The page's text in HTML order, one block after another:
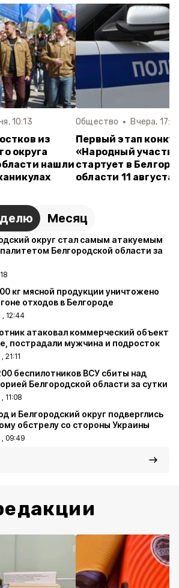
10:13
из
округа
нашли
Общество Вчера, 17:13
Первый этап
«Народный
стартует в
области 11 августа
Месяц
округ стал самым атакуемым
Белгородской области за
кг мясной продукции уничтожено
отходов в Белгороде
, 12:44
атаковал коммерческий объект
пострадали мужчина и подросток
21:11
беспилотников ВСУ сбиты над
Белгородской области за сутки
11:08
и Белгородский округ подверглись
обстрелу со стороны Украины
, 09:49